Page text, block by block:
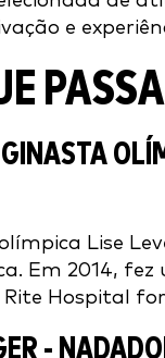
e
Lise
Em 2014,
Rite Hospital
-